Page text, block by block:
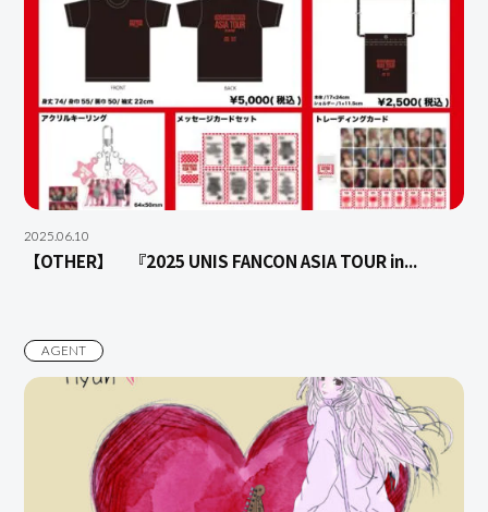
2025.06.10
【OTHER】 『2025 UNIS FANCON ASIA TOUR in...
AGENT